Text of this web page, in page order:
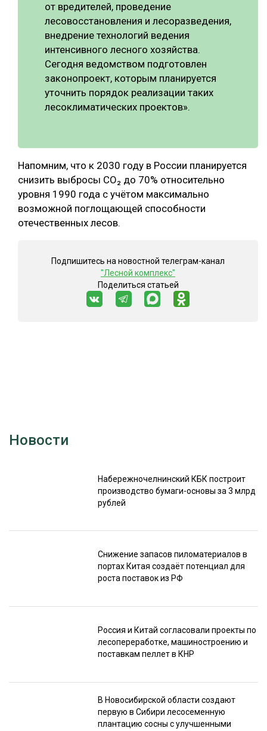
от вредителей, проведение
лесовосстановления и лесоразведения,
внедрение технологий ведения
интенсивного лесного хозяйства.
Сегодня ведомством подготовлен
законопроект, которым планируется
уточнить порядок реализации таких
лесоклиматических проектов».
Напомним, что к 2030 году в России планируется
снизить выбросы CO₂ до 70% относительно
уровня 1990 года с учётом максимально
возможной поглощающей способности
отечественных лесов.
Подпишитесь на новостной телеграм-канал
"Лесной комплекс"
Поделиться статьей
Новости
Набережночелнинский КБК построит
производство бумаги-основы за 3 млрд
рублей
Снижение запасов пиломатериалов в
портах Китая создаёт потенциал для
роста поставок из РФ
Россия и Китай согласовали проекты по
лесопереработке, машиностроению и
поставкам пеллет в КНР
В Новосибирской области создают
первую в Сибири лесосеменную
плантацию сосны с улучшенными